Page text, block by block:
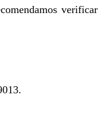
verificar